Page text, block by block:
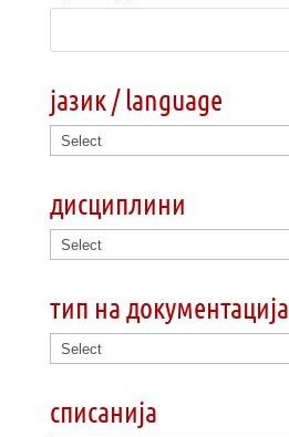
јазик / language
дисциплини
тип на документација
списанија